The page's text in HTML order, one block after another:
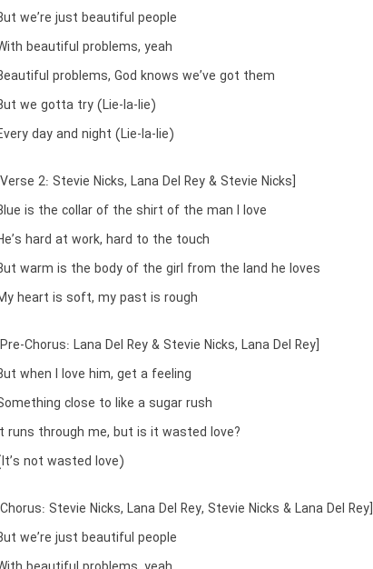
we’re just beautiful people
beautiful problems, yeah
problems, God knows we’ve got them
we gotta try (Lie-la-lie)
day and night (Lie-la-lie)
2: Stevie Nicks, Lana Del Rey & Stevie Nicks]
is the collar of the shirt of the man I love
hard at work, hard to the touch
warm is the body of the girl from the land he loves
heart is soft, my past is rough
Chorus: Lana Del Rey & Stevie Nicks, Lana Del Rey]
when I love him, get a feeling
close to like a sugar rush
runs through me, but is it wasted love?
not wasted love)
Stevie Nicks, Lana Del Rey, Stevie Nicks & Lana Del Rey]
we’re just beautiful people